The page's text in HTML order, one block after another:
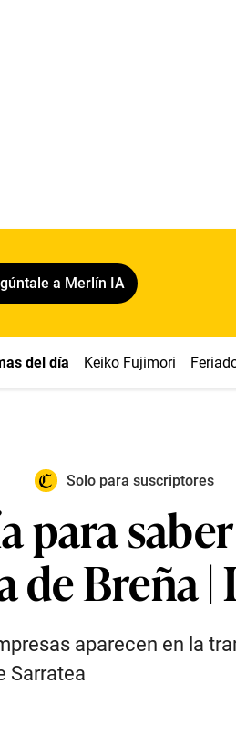
a Merlín IA
del día Keiko Fujimori
Solo para suscriptores
para
de Breña
aparecen en la
Sarratea